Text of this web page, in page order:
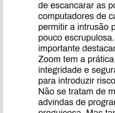
de escancarar as
computadores de
permitir a intrusão
pouco
importante
Zoom tem a
integridade e
para introduzir
Não se tratam de
advindas de